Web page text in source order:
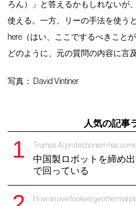
ろん）」と答えるかもしれないが
使える。一方、リーの手法を使うと
here（はい、ここでするべきこと
どのように、元の質問の内容に言
写真： David Vintiner
人気の記事
Trump’s AI protectionism has
中国製ロボットを締め
で回っている
How an overlooked geothermal